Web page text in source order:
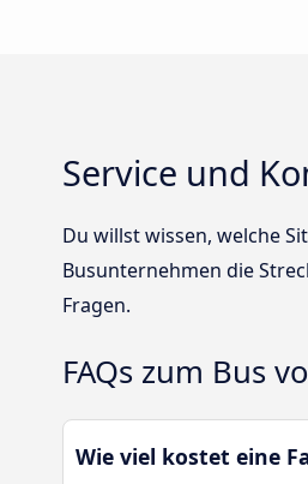
Service und
Du willst wissen, welche
Busunternehmen die
Fragen.
FAQs zum Bus
Wie viel kostet eine